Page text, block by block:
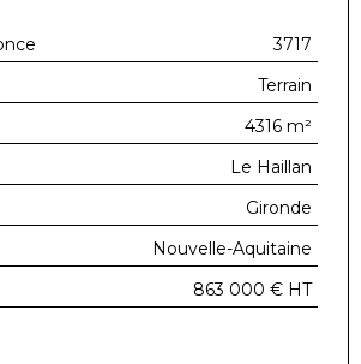
3717
Terrain
4316 m²
Le Haillan
Gironde
Nouvelle-Aquitaine
863 000 € HT